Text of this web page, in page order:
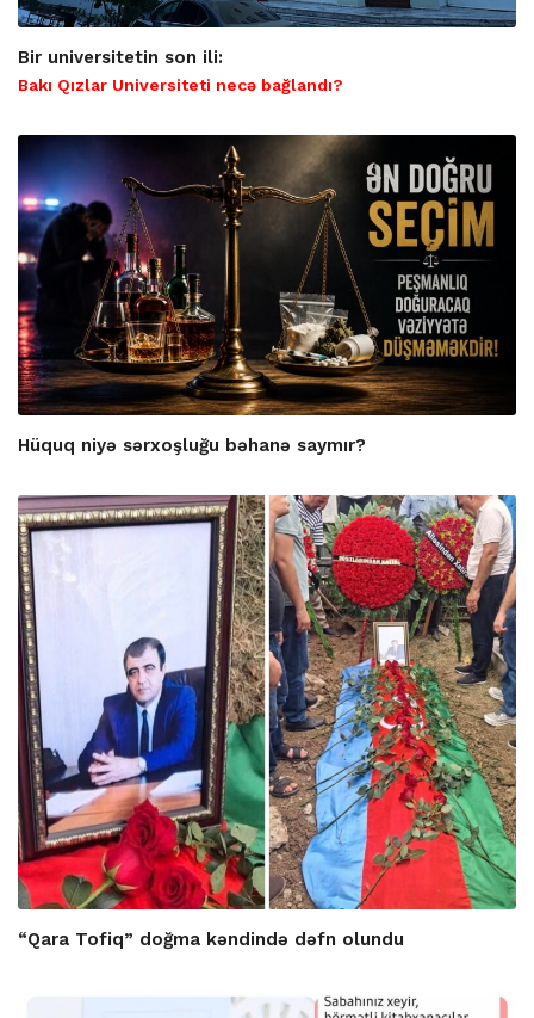
Bir universitetin son ili:
Bakı Qızlar Universiteti necə bağlandı?
Hüquq niyə sərxoşluğu bəhanə saymır?
“Qara Tofiq” doğma kəndində dəfn olundu